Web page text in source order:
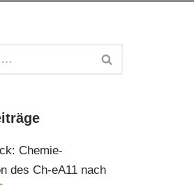
Chemie-
des Ch-eA11 nach